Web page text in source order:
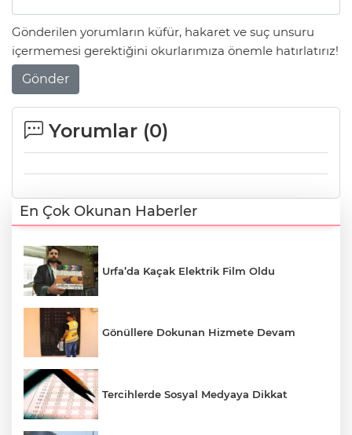
Gönderilen yorumların küfür, hakaret ve suç unsuru
içermemesi gerektiğini okurlarımıza önemle hatırlatırız!
Gönder
Yorumlar (0)
En Çok Okunan Haberler
Urfa’da Kaçak Elektrik Film Oldu
Gönüllere Dokunan Hizmete Devam
Tercihlerde Sosyal Medyaya Dikkat